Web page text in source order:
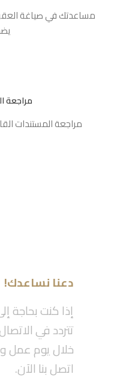
مساعدتك في صياغة
مراجعة
مراجعة المستندات
دعنا نساعدك!
إذا كنت بحاجة
تتردد في
خلال يوم عمل
اتصل بنا الآن.